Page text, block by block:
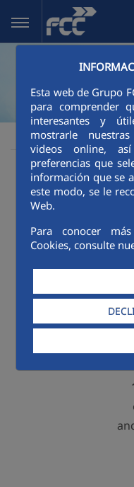
Skip to Main Content
Esta web de Grupo
para comprender
interesantes y
mostrarle
videos online,
preferencias que
información que se
este modo, se le
Web.
Para conocer
Cookies, consulte
FCC Sustainability
Key